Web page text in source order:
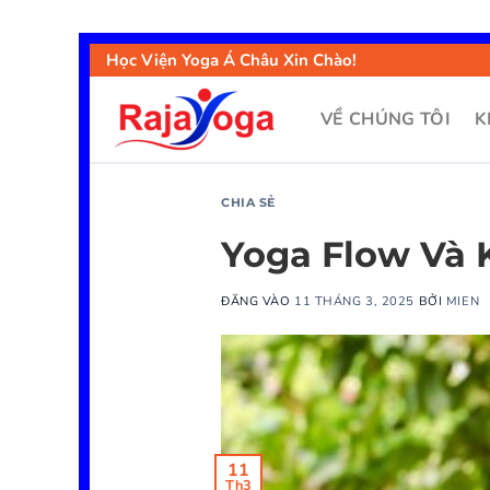
Học Viện Yoga Á Châu Xin Chào!
VỀ CHÚNG TÔI
CHIA SẺ
Yoga Flow Và
ĐĂNG VÀO 11 THÁNG 3, 2025 BỞI MIEN
11
Th3